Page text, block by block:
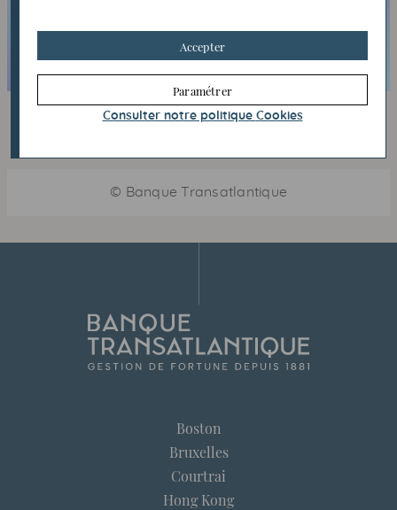
26, avenue Franklin D. Roosevelt
75372 Paris Cedex 08
© Banque Transatlantique
Boston
Bruxelles
Courtrai
Hong Kong
Accepter
Paramétrer
Consulter notre politique Cookies